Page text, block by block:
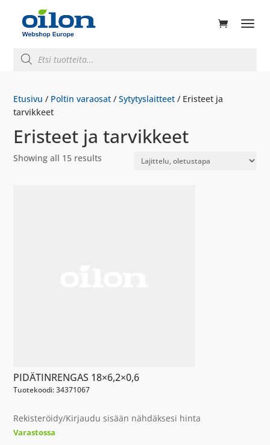
search
Etusivu / Poltin varaosat /Sytytyslaitteet / Eristeet ja
tarvikkeet
Eristeet ja tarvikkeet
Showing all 15 results
PIDÄTINRENGAS 18×6,2×0,6
Tuotekoodi: 34371067
Rekisteröidy/Kirjaudu sisään nähdäksesi hinta
Varastossa